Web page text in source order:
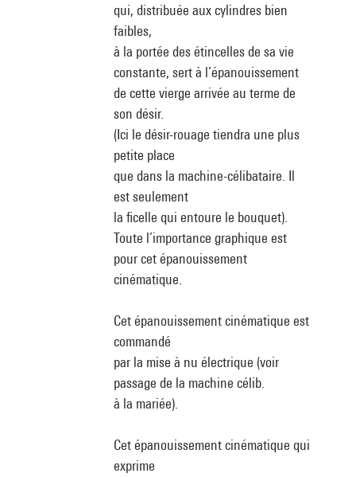
qui, distribuée aux cylindres bien
faibles,
à la portée des étincelles de sa vie
constante, sert à l’épanouissement
de cette vierge arrivée au terme de
son désir.
(Ici le désir-rouage tiendra une plus
petite place
que dans la machine-célibataire. Il
est seulement
la ficelle qui entoure le bouquet).
Toute l’importance graphique est
pour cet épanouissement
cinématique.
Cet épanouissement cinématique est
commandé
par la mise à nu électrique (voir
passage de la machine célib.
à la mariée).
Cet épanouissement cinématique qui
exprime